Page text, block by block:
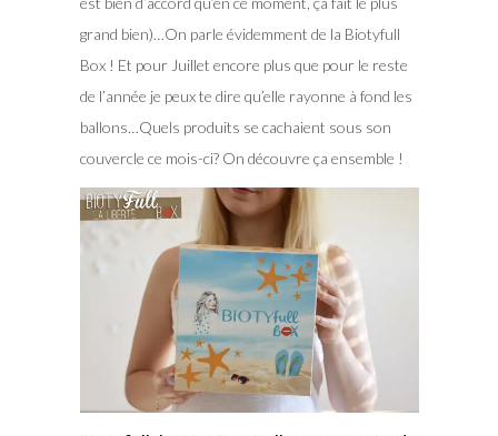
grand bien)…On parle évidemment de la Biotyfull
Box ! Et pour Juillet encore plus que pour le reste
de l’année je peux te dire qu’elle rayonne à fond les
ballons…Quels produits se cachaient sous son
couvercle ce mois-ci? On découvre ça ensemble !